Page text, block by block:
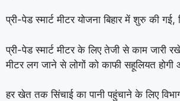
प्री-पेड स्मार्ट मीटर योजना बिहार में शुरु की
प्री-पेड स्मार्ट मीटर के लिए तेजी से काम जारी
मीटर लग जाने से लोगों को काफी सहूलियत होगी
हर खेत तक सिंचाई का पानी पहुंचाने के लिए